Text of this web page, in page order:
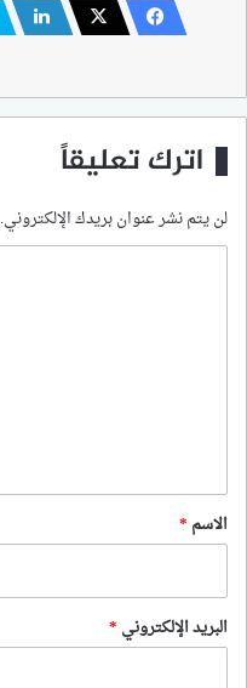
اترك تعليقاً
لن يتم نشر عنوان بريدك الإلكتروني.
*
الاسم *
البريد الإلكتروني *